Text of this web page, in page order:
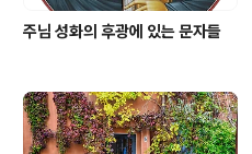
주님 성화의 후광에 있는 문자들